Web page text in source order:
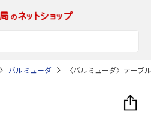
バルミューダ 〈バルミューダ〉テー